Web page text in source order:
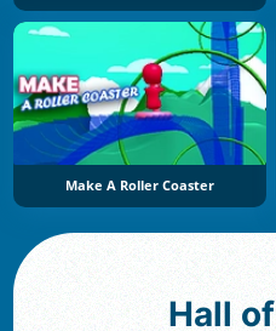
Make A Roller Coaster
Hall of